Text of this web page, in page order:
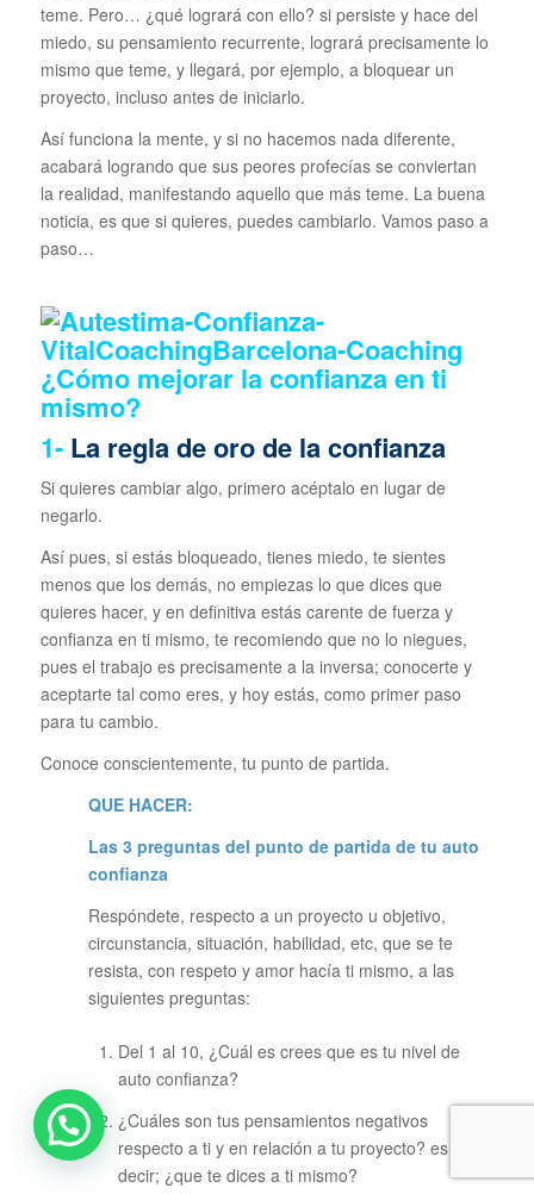
teme. Pero… ¿qué logrará con ello? si persiste y hace del
miedo, su pensamiento recurrente, logrará precisamente lo
mismo que teme, y llegará, por ejemplo, a bloquear un
proyecto, incluso antes de iniciarlo.
Así funciona la mente, y si no hacemos nada diferente,
acabará logrando que sus peores profecías se conviertan
la realidad, manifestando aquello que más teme. La buena
noticia, es que si quieres, puedes cambiarlo. Vamos paso a
paso…
¿Cómo mejorar la confianza en ti
mismo?
1-La regla de oro de la confianza
Si quieres cambiar algo, primero acéptalo en lugar de
negarlo.
Así pues, si estás bloqueado, tienes miedo, te sientes
menos que los demás, no empiezas lo que dices que
quieres hacer, y en definitiva estás carente de fuerza y
confianza en ti mismo, te recomiendo que no lo niegues,
pues el trabajo es precisamente a la inversa; conocerte y
aceptarte tal como eres, y hoy estás, como primer paso
para tu cambio.
Conoce conscientemente, tu punto de partida.
QUE HACER:
Las 3 preguntas del punto de partida de tu auto
confianza
Respóndete, respecto a un proyecto u objetivo,
circunstancia, situación, habilidad, etc, que se te
resista, con respeto y amor hacía ti mismo, a las
siguientes preguntas:
Del 1 al 10, ¿Cuál es crees que es tu nivel de
auto confianza?
¿Cuáles son tus pensamientos negativos
respecto a ti y en relación a tu proyecto? es
decir; ¿que te dices a ti mismo?